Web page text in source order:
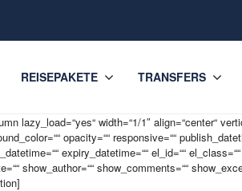
REISEPAKETE TRANSFERS
lazy_load=“yes“ width=“1/1″ align=“center“
opacity=““ responsive=““
expiry_datetime=““ el_id=““
show_author=““ show_comments=““